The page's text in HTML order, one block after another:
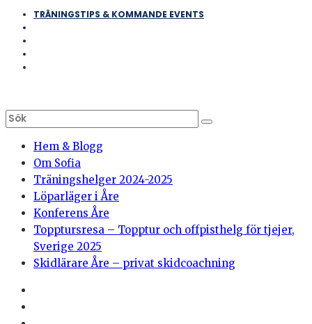
TRÄNINGSTIPS & KOMMANDE EVENTS
Hem & Blogg
Om Sofia
Träningshelger 2024-2025
Löparläger i Åre
Konferens Åre
Topptursresa – Topptur och offpisthelg för tjejer,
Sverige 2025
Skidlärare Åre – privat skidcoachning